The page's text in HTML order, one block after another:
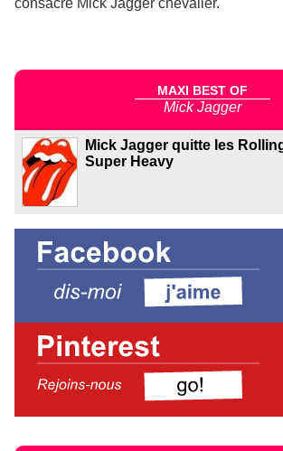
consacré Mick Jagger chevalier.
MAXI BEST OF
Mick Jagger
Mick Jagger quitte les
Super Heavy